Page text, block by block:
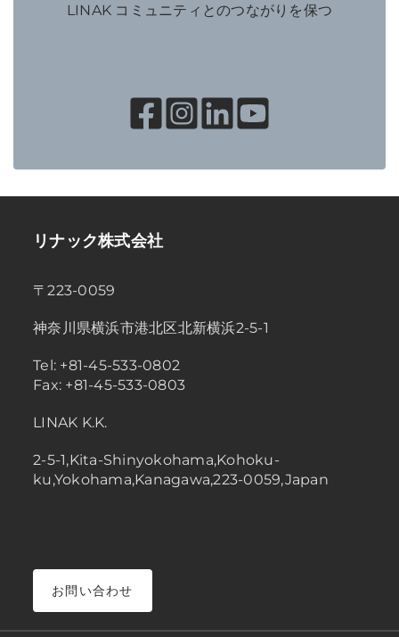
LINAK コミュニティとのつながりを保つ
リナック株式会社
〒223-0059
神奈川県横浜市港北区北新横浜2-5-1
Tel: +81-45-533-0802
Fax: +81-45-533-0803
LINAK K.K.
2-5-1,Kita-Shinyokohama,Kohoku-
ku,Yokohama,Kanagawa,223-0059,Japan
お問い合わせ